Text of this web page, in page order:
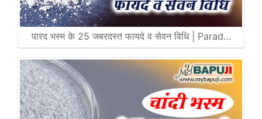
पारद भस्म के 25 जबरदस्त फायदे व सेवन विधि | Parad…